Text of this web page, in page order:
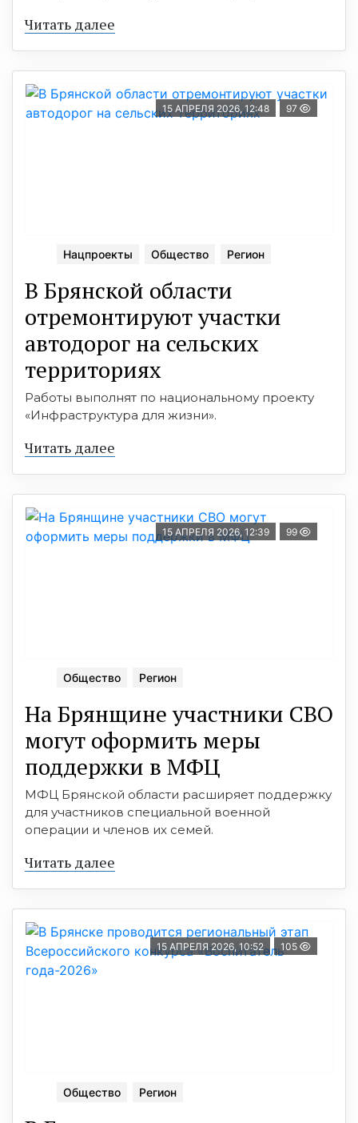
Читать далее
15 АПРЕЛЯ 2026, 12:48 97
Нацпроекты Общество Регион
В Брянской области
отремонтируют участки
автодорог на сельских
территориях
Работы выполнят по национальному проекту
«Инфраструктура для жизни».
Читать далее
15 АПРЕЛЯ 2026, 12:39 99
Общество Регион
На Брянщине участники СВО
могут оформить меры
поддержки в МФЦ
МФЦ Брянской области расширяет поддержку
для участников специальной военной
операции и членов их семей.
Читать далее
15 АПРЕЛЯ 2026, 10:52 105
Общество Регион